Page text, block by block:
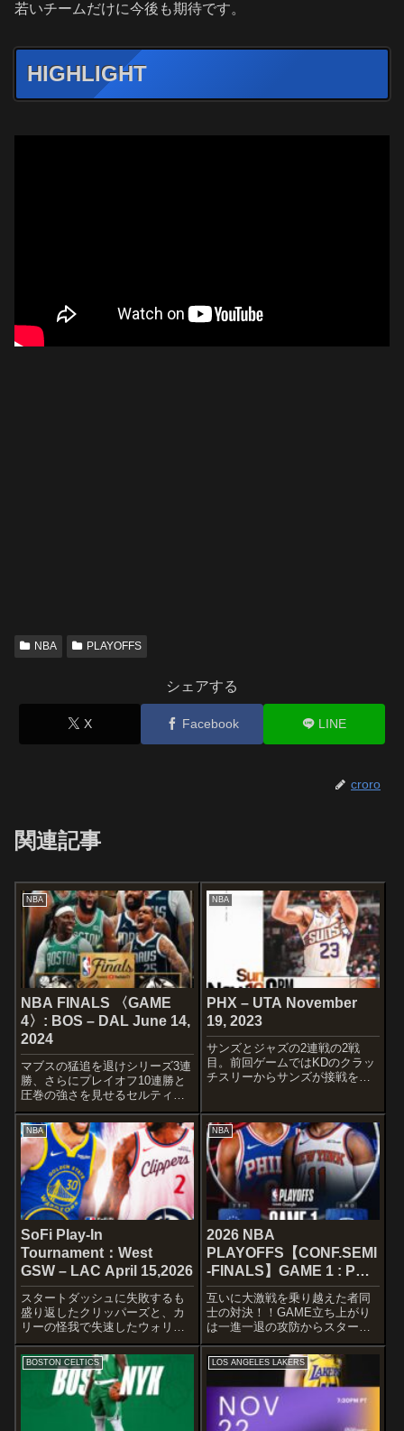
若いチームだけに今後も期待です。
HIGHLIGHT
NBA PLAYOFFS
シェアする
X Facebook LINE
croro
関連記事
NBA
NBA FINALS 〈GAME
4〉: BOS – DAL June 14,
2024
マブスの猛追を退けシリーズ3連
勝、さらにプレイオフ10連勝と
圧巻の強さを見せるセルティッ
クス！！ マブスは一矢報いたい
ところですね〜
STARTERSBOSTON
CELTICSJrue HolidayDerrick
WhiteJaylen...
NBA
PHX – UTA November
19, 2023
サンズとジャズの2連戦の2戦
目。前回ゲームではKDのクラッ
チスリーからサンズが接戦を制
いますが、ここが踏ん張りどこ
ろとも言えるのではないでしょ
うか。STARTERSPHOENIX ...
NBA
SoFi Play-In
Tournament：West
GSW – LAC April 15,2026
スタートダッシュに失敗するも
盛り返したクリッパーズと、カ
リーの怪我で失速したウォリア
ーズの一戦。 本来ならプレイ
オフ圏のチームですからね〜
どちらかが脱落してしまうのも
勿体無いですが。
STARTERSGOLDEN STATE
NBA
2026 NBA
PLAYOFFS【CONF.SEMI
-FINALS】GAME 1 : PHI
– NYK May 4, 2026
互いに大激戦を乗り越えた者同
士の対決！！GAME立ち上がり
は一進一退の攻防からスタート
するも、徐々にOF力の高さを見
せつけるニックスがリード。
23点差で折り返します。後半も
攻め手を緩めずニックスがリー
ドを拡大し続け、快勝でGAME1
をモノ...
BOSTON CELTICS LOS ANGELES LAKERS